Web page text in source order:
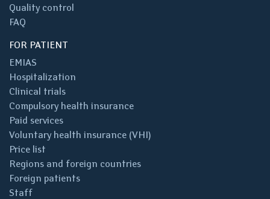
Quality control
FAQ
FOR PATIENT
EMIAS
Hospitalization
Clinical trials
Compulsory health insurance
Paid services
Voluntary health insurance (VHI)
Price list
Regions and foreign countries
Foreign patients
Staff